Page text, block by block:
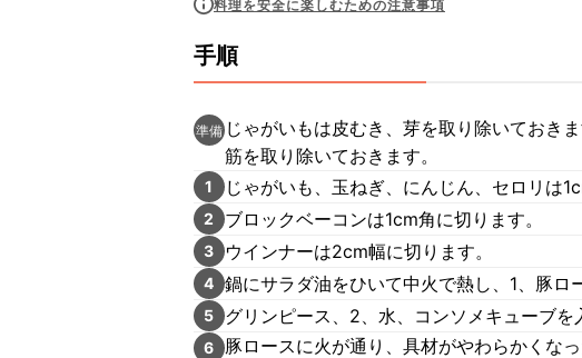
料理を安全に楽しむための注意事項
手順
準備 じゃがいもは皮むき、芽を取り除いておき
筋を取り除いておきます。
1 じゃがいも、玉ねぎ、にんじん、セロリは
2 ブロックベーコンは1cm角に切ります。
3 ウインナーは2cm幅に切ります。
4 鍋にサラダ油をひいて中火で熱し、1、豚ロ
5 グリンピース、2、水、コンソメキューブを
6
豚ロースに火が通り、具材がやわらかくな